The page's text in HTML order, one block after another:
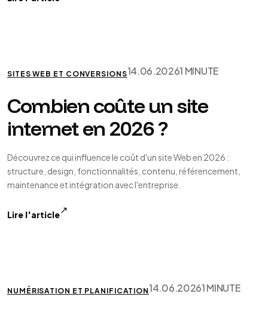
SITES WEB ET CONVERSIONS14.06.20261 MINUTE
Combien coûte un site
internet en 2026 ?
Découvrez ce qui influence le coût d'un site Web en 2026 :
structure, design, fonctionnalités, contenu, référencement,
maintenance et intégration avec l'entreprise.
Lire l'article↗
NUMÉRISATION ET PLANIFICATION14.06.20261 MINUTE